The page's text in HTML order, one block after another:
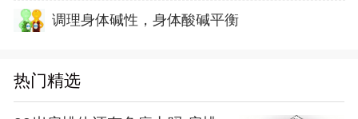
调理身体碱性，身体酸碱平衡
热门精选